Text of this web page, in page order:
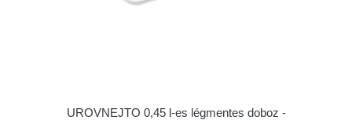
UROVNEJTO 0,45 l-es légmentes doboz -